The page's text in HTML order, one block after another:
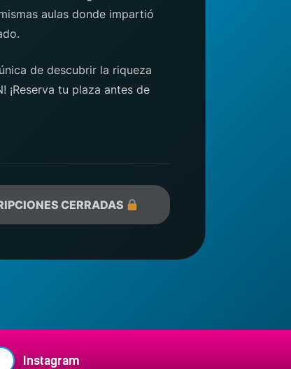
aulas donde impartió
de descubrir la riqueza
¡Reserva tu plaza antes de
CERRADAS
Instagram